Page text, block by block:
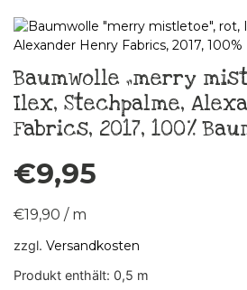
Baumwolle „merry
Ilex, Stechpalme,
Fabrics, 2017, 100%
€9,95
€19,90 / m
zzgl. Versandkosten
Produkt enthält: 0,5 m